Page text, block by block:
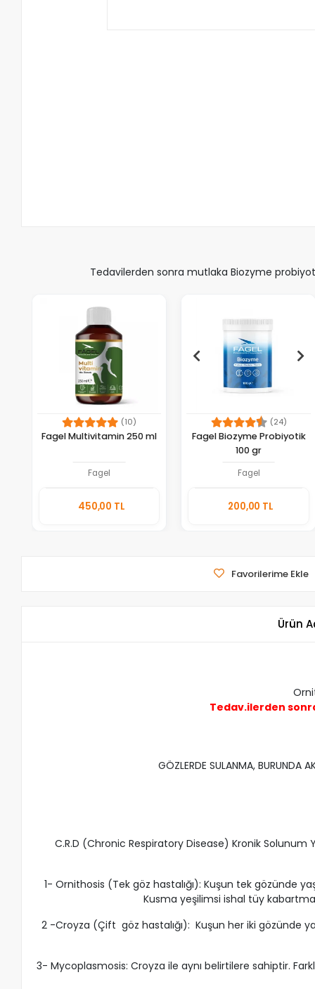
Tedavilerden sonra mutlaka Biozyme
(10)
Fagel Multivitamin 250 ml
Fagel
450,00 TLEkle
(24)
Fagel Biozyme Probiyotik
100 gr
Fagel
200,00 TL
Favorilerime Ekle
Ürün
Tedav.ilerden
GÖZLERDE SULANMA, BURUNDA
C.R.D (Chronic Respiratory Disease) Kronik Solunum
1- Ornithosis (Tek göz hastalığı): Kuşun tek gözünde
Kusma yeşilimsi ishal tüy kabartma
2 -Croyza (Çift göz hastalığı): Kuşun her iki gözünde
3- Mycoplasmosis: Croyza ile aynı belirtilere sahiptir.